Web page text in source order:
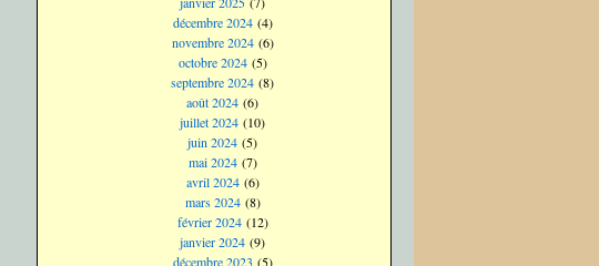
décembre 2024(4)
novembre 2024(6)
octobre 2024(5)
septembre 2024 (8)
août 2024 (6)
juillet 2024 (10)
juin 2024 (5)
mai 2024(7)
avril 2024(6)
mars 2024(8)
février 2024(12)
janvier 2024 (9)
décembre 2023 (5)